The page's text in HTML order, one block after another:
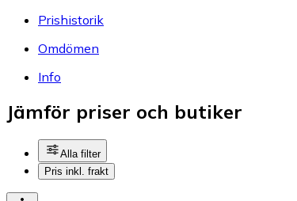
Prishistorik
Omdömen
Info
Jämför priser och butiker
Alla filter
Pris inkl. frakt